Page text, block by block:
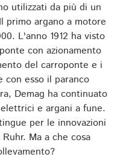
utilizzati da più di un
primo argano a motore
L'anno 1912 ha visto
con azionamento
del carroponte e i
con esso il paranco
Demag ha continuato
e argani a fune.
per le innovazioni
Ma a che cosa